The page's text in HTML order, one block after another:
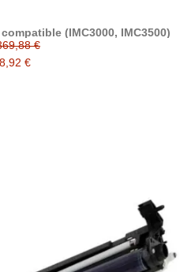
(IMC3000, IMC3500)
€
€